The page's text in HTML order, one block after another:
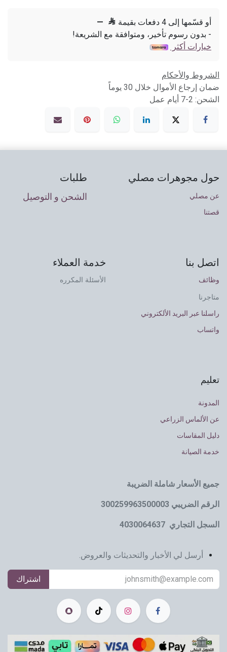
أو قسّمها إلى 4 دفعات بقيمة 
—
- بدون رسوم تأخير، ومتوافقة مع الشريعة!
خيارات أكثر
الشروط والأحكام
ضمان إرجاع الأموال خلال 30 يوماً
الشحن: 2-7 أيام عمل
حول مجوهرات مصلي
عن مصلي
قصتنا
طلبات
الشحن و التوصيل
اتصل بنا
وظائف
متاجرنا
راسلنا عبر البريد الألكتروني
واتساب
خدمة العملاء
الأسئلة المكرره
تعليم
المدونة
عن الألماس الزراعي
دليل المقاسات
خدمة الصيانة
جميع الأسعار شاملة الضريبة
الرقم الضريبي 300259963500003
السجل التجاري 4030064637
أرسل لي الأخبار والتحديثات والعروض.
اشتراك